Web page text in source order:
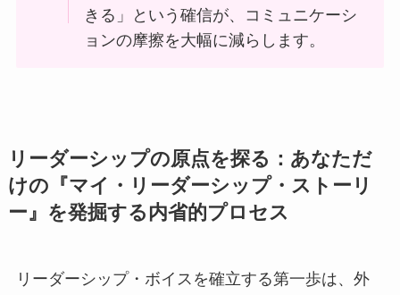
きる」という確信が、コミュニケーシ
ョンの摩擦を大幅に減らします。
リーダーシップの原点を探る：あなただ
けの『マイ・リーダーシップ・ストーリ
ー』を発掘する内省的プロセス
リーダーシップ・ボイスを確立する第一歩は、外